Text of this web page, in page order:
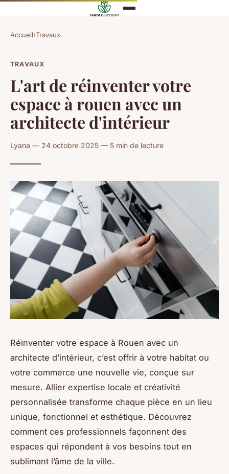
Accueil›Travaux
TRAVAUX
L'art de réinventer votre
espace à rouen avec un
architecte d'intérieur
Lyana — 24 octobre 2025 — 5 min de lecture
Réinventer votre espace à Rouen avec un
architecte d’intérieur, c’est offrir à votre habitat ou
votre commerce une nouvelle vie, conçue sur
mesure. Allier expertise locale et créativité
personnalisée transforme chaque pièce en un lieu
unique, fonctionnel et esthétique. Découvrez
comment ces professionnels façonnent des
espaces qui répondent à vos besoins tout en
sublimant l’âme de la ville.